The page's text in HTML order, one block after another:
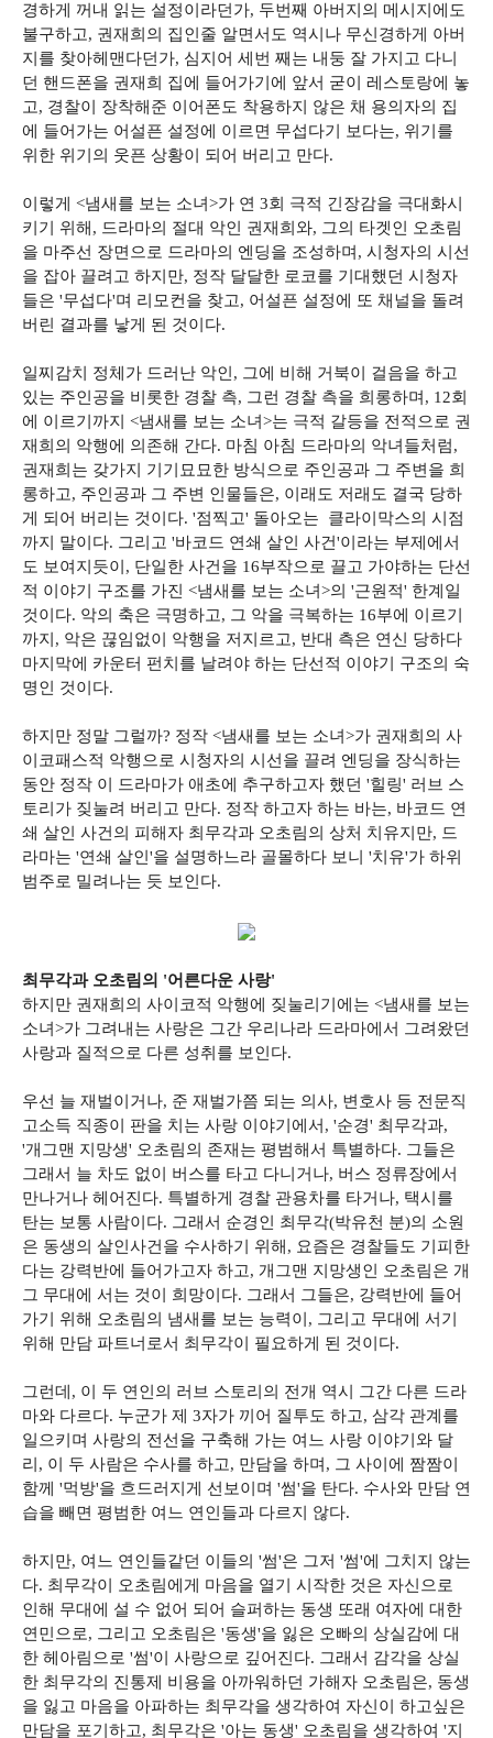
경하게 꺼내 읽는 설정이라던가, 두번째 아버지의 메시지에도
불구하고, 권재희의 집인줄 알면서도 역시나 무신경하게 아버
지를 찾아헤맨다던가, 심지어 세번 째는 내둥 잘 가지고 다니
던 핸드폰을 권재희 집에 들어가기에 앞서 굳이 레스토랑에 놓
고, 경찰이 장착해준 이어폰도 착용하지 않은 채 용의자의 집
에 들어가는 어설픈 설정에 이르면 무섭다기 보다는, 위기를
위한 위기의 웃픈 상황이 되어 버리고 만다.
이렇게 <냄새를 보는 소녀>가 연 3회 극적 긴장감을 극대화시
키기 위해, 드라마의 절대 악인 권재희와, 그의 타겟인 오초림
을 마주선 장면으로 드라마의 엔딩을 조성하며, 시청자의 시선
을 잡아 끌려고 하지만, 정작 달달한 로코를 기대했던 시청자
들은 '무섭다'며 리모컨을 찾고, 어설픈 설정에 또 채널을 돌려
버린 결과를 낳게 된 것이다.
일찌감치 정체가 드러난 악인, 그에 비해 거북이 걸음을 하고
있는 주인공을 비롯한 경찰 측, 그런 경찰 측을 희롱하며, 12회
에 이르기까지 <냄새를 보는 소녀>는 극적 갈등을 전적으로 권
재희의 악행에 의존해 간다. 마침 아침 드라마의 악녀들처럼,
권재희는 갖가지 기기묘묘한 방식으로 주인공과 그 주변을 희
롱하고, 주인공과 그 주변 인물들은, 이래도 저래도 결국 당하
게 되어 버리는 것이다. '점찍고' 돌아오는 클라이막스의 시점
까지 말이다. 그리고 '바코드 연쇄 살인 사건'이라는 부제에서
도 보여지듯이, 단일한 사건을 16부작으로 끌고 가야하는 단선
적 이야기 구조를 가진 <냄새를 보는 소녀>의 '근원적' 한계일
것이다. 악의 축은 극명하고, 그 악을 극복하는 16부에 이르기
까지, 악은 끊임없이 악행을 저지르고, 반대 측은 연신 당하다
마지막에 카운터 펀치를 날려야 하는 단선적 이야기 구조의 숙
명인 것이다.
하지만 정말 그럴까? 정작 <냄새를 보는 소녀>가 권재희의 사
이코패스적 악행으로 시청자의 시선을 끌려 엔딩을 장식하는
동안 정작 이 드라마가 애초에 추구하고자 했던 '힐링' 러브 스
토리가 짖눌려 버리고 만다. 정작 하고자 하는 바는, 바코드 연
쇄 살인 사건의 피해자 최무각과 오초림의 상처 치유지만, 드
라마는 '연쇄 살인'을 설명하느라 골몰하다 보니 '치유'가 하위
범주로 밀려나는 듯 보인다.
최무각과 오초림의 '어른다운 사랑'
하지만 권재희의 사이코적 악행에 짖눌리기에는 <냄새를 보는
소녀>가 그려내는 사랑은 그간 우리나라 드라마에서 그려왔던
사랑과 질적으로 다른 성취를 보인다.
우선 늘 재벌이거나, 준 재벌가쯤 되는 의사, 변호사 등 전문직
고소득 직종이 판을 치는 사랑 이야기에서, '순경' 최무각과,
'개그맨 지망생' 오초림의 존재는 평범해서 특별하다. 그들은
그래서 늘 차도 없이 버스를 타고 다니거나, 버스 정류장에서
만나거나 헤어진다. 특별하게 경찰 관용차를 타거나, 택시를
탄는 보통 사람이다. 그래서 순경인 최무각(박유천 분)의 소원
은 동생의 살인사건을 수사하기 위해, 요즘은 경찰들도 기피한
다는 강력반에 들어가고자 하고, 개그맨 지망생인 오초림은 개
그 무대에 서는 것이 희망이다. 그래서 그들은, 강력반에 들어
가기 위해 오초림의 냄새를 보는 능력이, 그리고 무대에 서기
위해 만담 파트너로서 최무각이 필요하게 된 것이다.
그런데, 이 두 연인의 러브 스토리의 전개 역시 그간 다른 드라
마와 다르다. 누군가 제 3자가 끼어 질투도 하고, 삼각 관계를
일으키며 사랑의 전선을 구축해 가는 여느 사랑 이야기와 달
리, 이 두 사람은 수사를 하고, 만담을 하며, 그 사이에 짬짬이
함께 '먹방'을 흐드러지게 선보이며 '썸'을 탄다. 수사와 만담 연
습을 빼면 평범한 여느 연인들과 다르지 않다.
하지만, 여느 연인들같던 이들의 '썸'은 그저 '썸'에 그치지 않는
다. 최무각이 오초림에게 마음을 열기 시작한 것은 자신으로
인해 무대에 설 수 없어 되어 슬퍼하는 동생 또래 여자에 대한
연민으로, 그리고 오초림은 '동생'을 잃은 오빠의 상실감에 대
한 헤아림으로 '썸'이 사랑으로 깊어진다. 그래서 감각을 상실
한 최무각의 진통제 비용을 아까워하던 가해자 오초림은, 동생
을 잃고 마음을 아파하는 최무각을 생각하여 자신이 하고싶은
만담을 포기하고, 최무각은 '아는 동생' 오초림을 생각하여 '지